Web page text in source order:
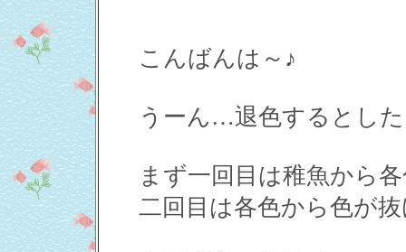
こんばんは～♪
うーん…退色するとし
まず一回目は稚魚から
二回目は各色から色が